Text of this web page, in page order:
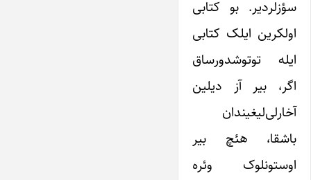
سؤزلردیر. بو کتابی
اولکرین ایلک کتابی
ایله توتوشدورساق
اگر، بیر آز دیلین
آخارلی‌‌‌‌‌لیغیندان
باشقا، هئچ بیر
اوستونلوک وئره